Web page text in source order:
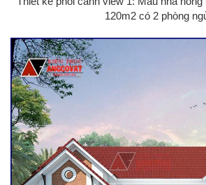
120m2 có 2 phòng